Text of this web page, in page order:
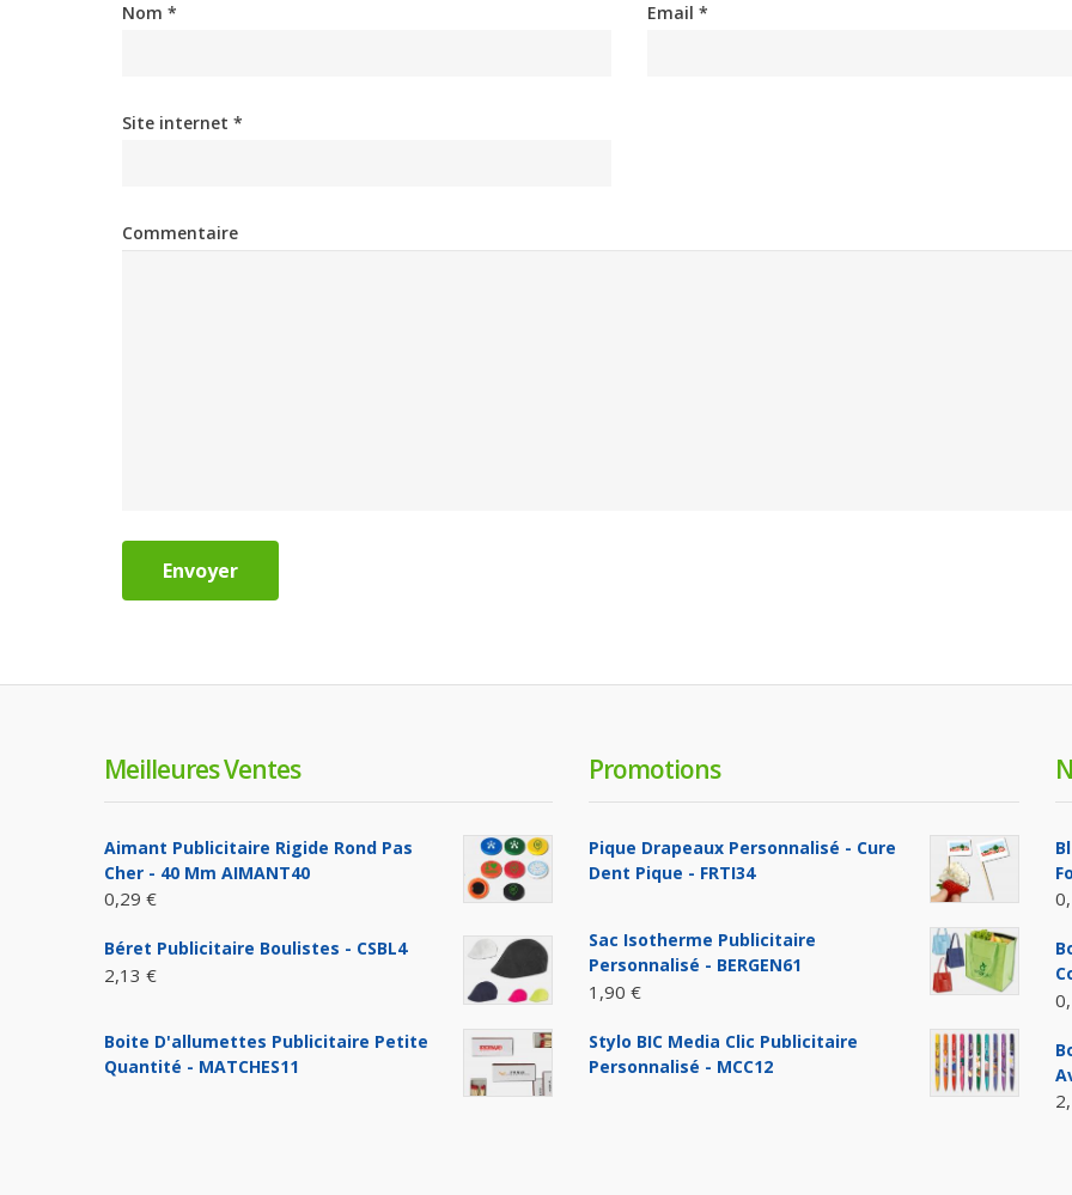
Nom * Email *
Site internet *
Commentaire
Envoyer
Meilleures Ventes
Aimant Publicitaire Rigide Rond Pas
Cher - 40 Mm AIMANT40
0,29 €
Béret Publicitaire Boulistes - CSBL4
2,13 €
Boite D'allumettes Publicitaire Petite
Quantité - MATCHES11
Promotions
Pique Drapeaux Personnalisé - Cure
Dent Pique - FRTI34
Sac Isotherme Publicitaire
Personnalisé - BERGEN61
1,90 €
Stylo BIC Media Clic Publicitaire
Personnalisé - MCC12